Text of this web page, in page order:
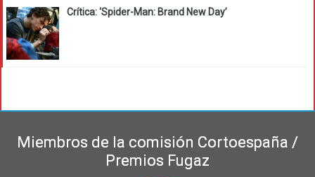
Crítica: ‘Spider-Man: Brand New Day’
Miembros de la comisión Cortoespaña /
Premios Fugaz